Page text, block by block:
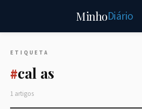
MinhoDiário
ETIQUETA
#cal as
1 artigos